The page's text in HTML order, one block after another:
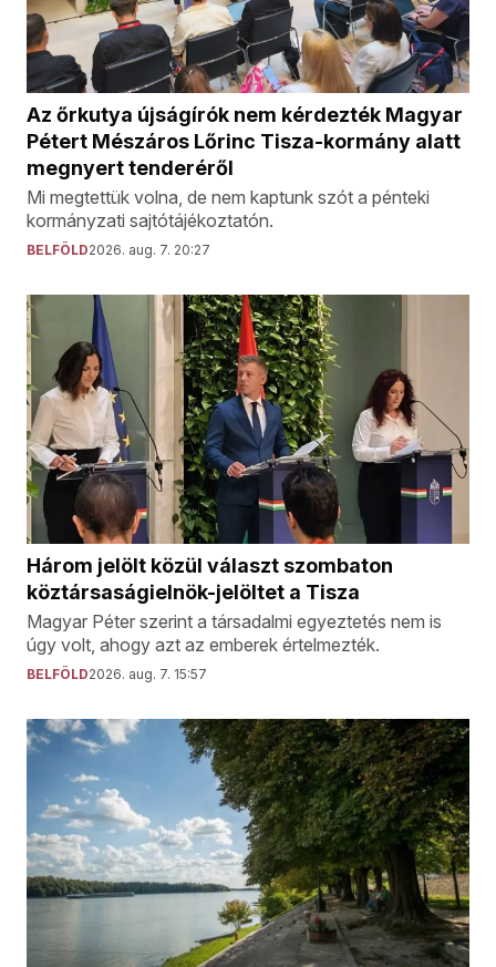
Az őrkutya újságírók nem kérdezték Magyar
Pétert Mészáros Lőrinc Tisza-kormány alatt
megnyert tenderéről
Mi megtettük volna, de nem kaptunk szót a pénteki
kormányzati sajtótájékoztatón.
BELFÖLD2026. aug. 7. 20:27
Három jelölt közül választ szombaton
köztársaságielnök-jelöltet a Tisza
Magyar Péter szerint a társadalmi egyeztetés nem is
úgy volt, ahogy azt az emberek értelmezték.
BELFÖLD2026. aug. 7. 15:57